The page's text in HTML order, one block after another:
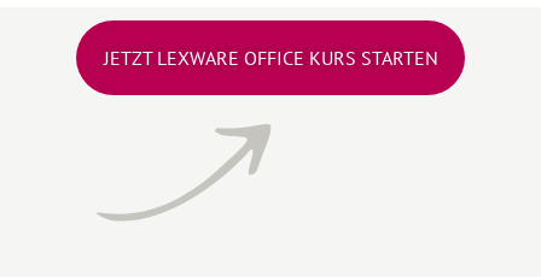
JETZT LEXWARE OFFICE KURS STARTEN